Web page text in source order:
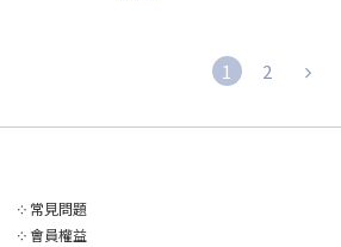
1 2
༶ 常見問題
༶會員權益